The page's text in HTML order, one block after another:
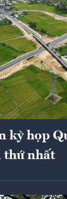
kỳ họp
thứ nhất